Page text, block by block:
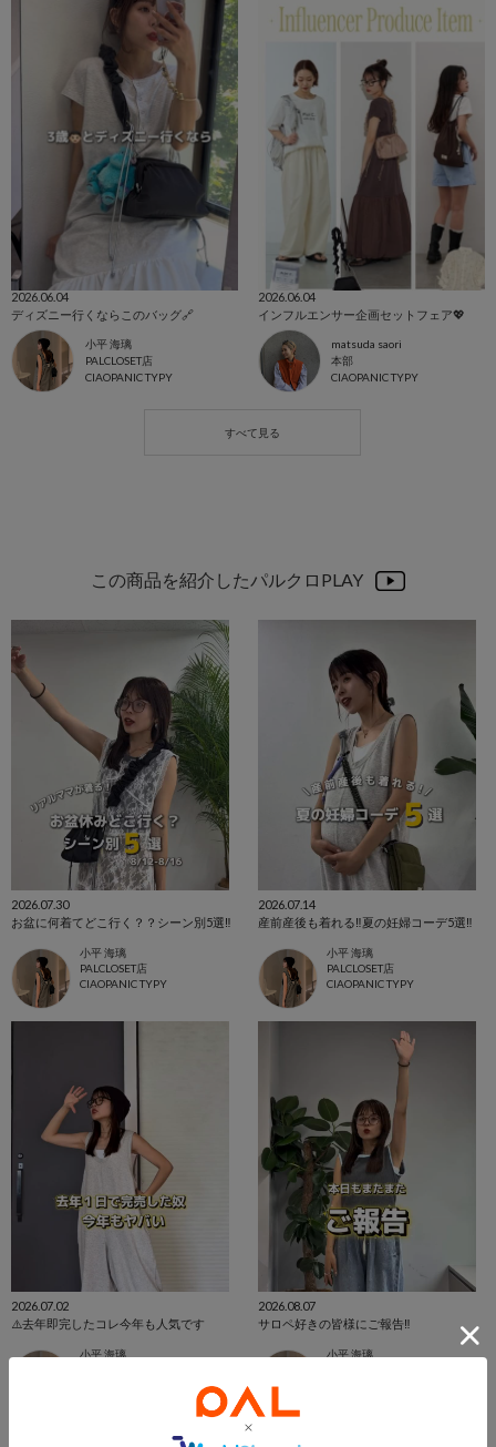
2026.06.04
ディズニー行くならこのバッグ🔗
小平 海璃
PALCLOSET店
CIAOPANIC TYPY
2026.06.04
インフルエンサー企画セットフェア💖
matsuda saori
本部
CIAOPANIC TYPY
この商品を紹介したパルクロPLAY
2026.07.30
お盆に何着てどこ行く？？シーン別5選‼️
小平 海璃
PALCLOSET店
CIAOPANIC TYPY
2026.07.14
産前産後も着れる‼️夏の妊婦コーデ5選‼️
小平 海璃
PALCLOSET店
CIAOPANIC TYPY
2026.07.02
⚠️去年即完したコレ今年も人気です
小平 海璃
2026.08.07
サロペ好きの皆様にご報告‼️
小平 海璃